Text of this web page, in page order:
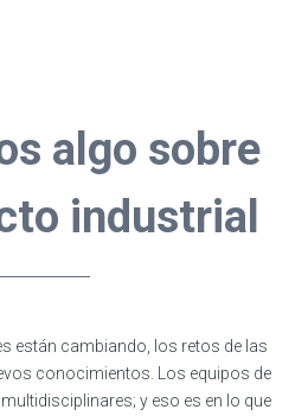
algo sobre
industrial
están cambiando, los retos de las
conocimientos. Los equipos de
y eso es en lo que